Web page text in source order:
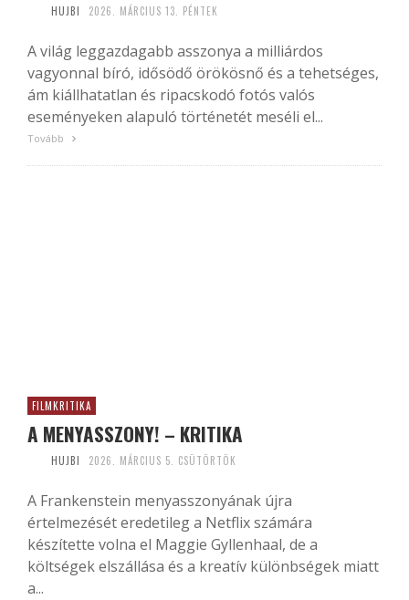
HUJBI 2026. MÁRCIUS 13. PÉNTEK
A világ leggazdagabb asszonya a milliárdos
vagyonnal bíró, idősödő örökösnő és a tehetséges,
ám kiállhatatlan és ripacskodó fotós valós
eseményeken alapuló történetét meséli el...
Tovább
FILMKRITIKA
A MENYASSZONY! – KRITIKA
HUJBI 2026. MÁRCIUS 5. CSÜTÖRTÖK
A Frankenstein menyasszonyának újra
értelmezését eredetileg a Netflix számára
készítette volna el Maggie Gyllenhaal, de a
költségek elszállása és a kreatív különbségek miatt
a...